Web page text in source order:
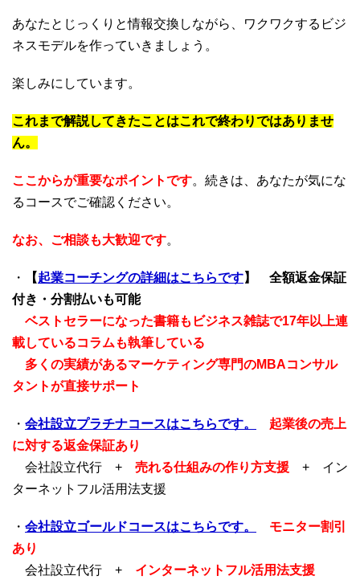
あなたとじっくりと情報交換しながら、ワクワクするビジ
ネスモデルを作っていきましょう。
楽しみにしています。
これまで解説してきたことはこれで終わりではありませ
ん。
ここからが重要なポイントです。続きは、あなたが気にな
るコースでご確認ください。
なお、ご相談も大歓迎です。
・ 【起業コーチングの詳細はこちらです】
全額返金保証
付き・分割払いも可能
ベストセラーになった書籍もビジネス雑誌で17年以上連
載しているコラムも執筆している
多くの実績があるマーケティング専門のMBAコンサル
タントが直接サポート
・ 会社設立プラチナコースはこちらです。
起業後の売上
に対する返金保証あり
会社設立代行 + 売れる仕組みの作り方支援 + イン
ターネットフル活用法支援
・ 会社設立ゴールドコースはこちらです。
モニター割引
あり
会社設立代行 + インターネットフル活用法支援